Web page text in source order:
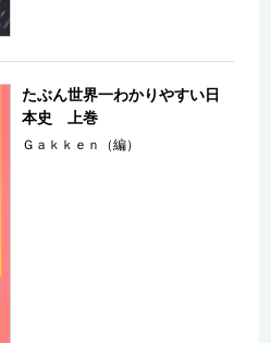
たぶん世界一わかりやすい日
本史 上巻
Ｇａｋｋｅｎ（編）